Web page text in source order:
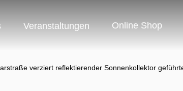
Veranstaltungen Online Shop
verziert reflektierender Sonnenkollektor